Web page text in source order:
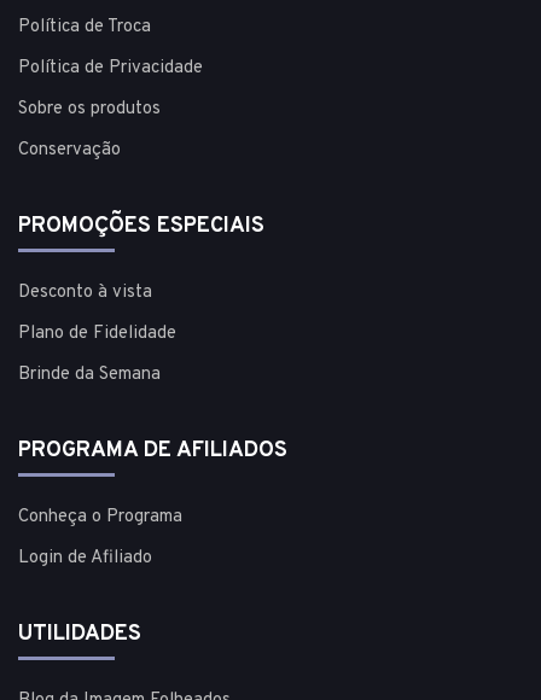
Política de Troca
Política de Privacidade
Sobre os produtos
Conservação
PROMOÇÕES ESPECIAIS
Desconto à vista
Plano de Fidelidade
Brinde da Semana
PROGRAMA DE AFILIADOS
Conheça o Programa
Login de Afiliado
UTILIDADES